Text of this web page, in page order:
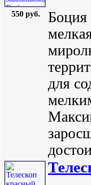
550 руб.
Боция
для